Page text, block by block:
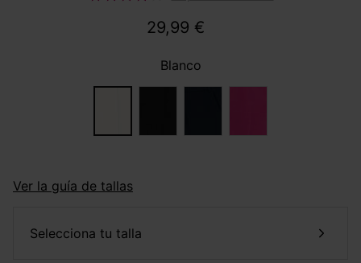
29,99 €
Blanco
Ver la guía de tallas
selecciona tu talla